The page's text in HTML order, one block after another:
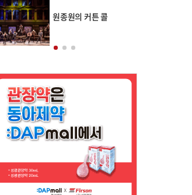
원종원의 커튼 콜